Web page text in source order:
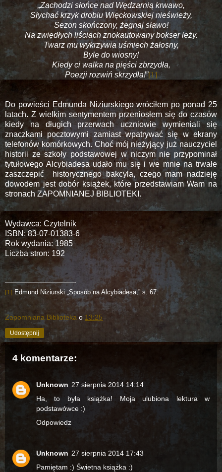
„Zachodzi słońce nad Wędzarnią krwawo,
Słychać krzyk drobiu Więckowskiej nieświeży,
Sezon skończony, żegnaj sławo!
Na zwiędłych liściach znokautowany bokser leży.
Twarz mu wykrzywia uśmiech żałosny,
Byle do wiosny!
Kiedy ci walka na pięści zbrzydła,
Poezji rozwiń skrzydła!”[1]
Do powieści Edmunda Niziurskiego wróciłem po ponad 25
latach. Z wielkim sentymentem przeniosłem się do czasów
kiedy na długich przerwach uczniowie wymieniali się
znaczkami pocztowymi zamiast wpatrywać się w ekrany
telefonów komórkowych. Choć mój nieżyjący już nauczyciel
historii ze szkoły podstawowej w niczym nie przypominał
tytułowego Alcybiadesa udało mu się i we mnie na trwałe
zaszczepić
historycznego bakcyla, czego mam nadzieję
dowodem jest dobór książek, które przedstawiam Wam na
stronach ZAPOMNIANEJ BIBLIOTEKI.
Wydawca: Czytelnik
ISBN:83-07-01383-6
Rok wydania: 1985
Liczba stron: 192
[1] Edmund Niziurski „Sposób na Alcybiadesa,” s. 67.
Zapomniana Biblioteka o 13:25
Udostępnij
4 komentarze:
Unknown 27 sierpnia 2014 14:14
Ha, to była książka! Moja ulubiona lektura w
podstawówce :)
Odpowiedz
Unknown 27 sierpnia 2014 17:43
Pamiętam :) Świetna książka :)